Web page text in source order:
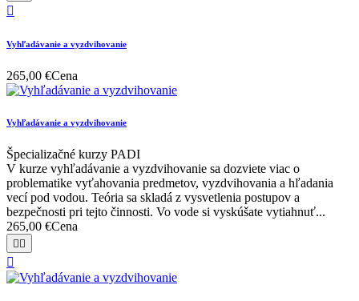

Vyhľadávanie a vyzdvihovanie
265,00 €Cena
Vyhľadávanie a vyzdvihovanie
Špecializačné kurzy PADI
V kurze vyhľadávanie a vyzdvihovanie sa dozviete viac o
problematike vyťahovania predmetov, vyzdvihovania a hľadania
vecí pod vodou. Teória sa skladá z vysvetlenia postupov a
bezpečnosti pri tejto činnosti. Vo vode si vyskúšate vytiahnuť...
265,00 €Cena
 
